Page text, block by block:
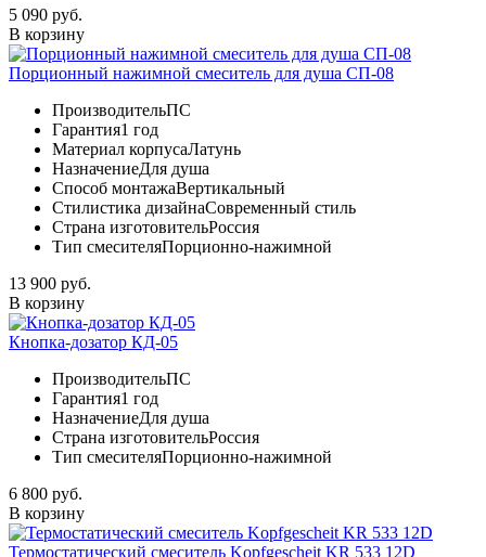
5 090 руб.
В корзину
Порционный нажимной смеситель для душа СП-08
ПроизводительПС
Гарантия1 год
Материал корпусаЛатунь
НазначениеДля душа
Способ монтажаВертикальный
Стилистика дизайнаСовременный стиль
Страна изготовительРоссия
Тип смесителяПорционно-нажимной
13 900 руб.
В корзину
Кнопка-дозатор КД-05
ПроизводительПС
Гарантия1 год
НазначениеДля душа
Страна изготовительРоссия
Тип смесителяПорционно-нажимной
6 800 руб.
В корзину
Термостатический смеситель Kopfgescheit KR 533 12D